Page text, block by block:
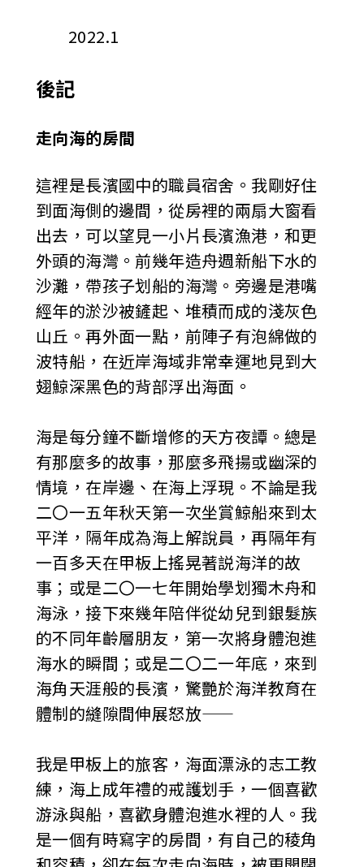
2022.1
後記
走向海的房間
這裡是長濱國中的職員宿舍。我剛好住
到面海側的邊間，從房裡的兩扇大窗看
出去，可以望見一小片長濱漁港，和更
外頭的海灣。前幾年造舟週新船下水的
沙灘，帶孩子划船的海灣。旁邊是港嘴
經年的淤沙被鏟起、堆積而成的淺灰色
山丘。再外面一點，前陣子有泡綿做的
波特船，在近岸海域非常幸運地見到大
翅鯨深黑色的背部浮出海面。
海是每分鐘不斷增修的天方夜譚。總是
有那麼多的故事，那麼多飛揚或幽深的
情境，在岸邊、在海上浮現。不論是我
二〇一五年秋天第一次坐賞鯨船來到太
平洋，隔年成為海上解說員，再隔年有
一百多天在甲板上搖晃著説海洋的故
事；或是二〇一七年開始學划獨木舟和
海泳，接下來幾年陪伴從幼兒到銀髮族
的不同年齡層朋友，第一次將身體泡進
海水的瞬間；或是二〇二一年底，來到
海角天涯般的長濱，驚艷於海洋教育在
體制的縫隙間伸展怒放——
我是甲板上的旅客，海面漂泳的志工教
練，海上成年禮的戒護划手，一個喜歡
游泳與船，喜歡身體泡進水裡的人。我
是一個有時寫字的房間，有自己的稜角